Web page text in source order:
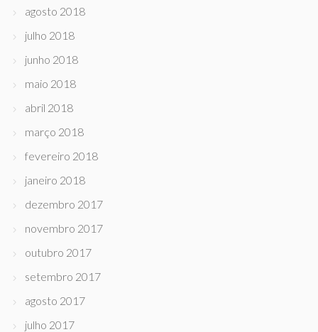
agosto 2018
julho 2018
junho 2018
maio 2018
abril 2018
março 2018
fevereiro 2018
janeiro 2018
dezembro 2017
novembro 2017
outubro 2017
setembro 2017
agosto 2017
julho 2017